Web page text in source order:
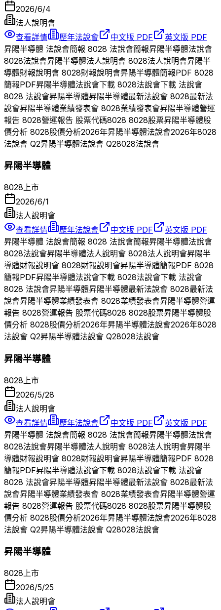
2026/6/4
法人說明會
查看詳情
歷年法說會 中文版 PDF
英文版 PDF
昇陽半導體 法說會簡報 8028 法說會簡報昇陽半導體法說會
8028法說會昇陽半導體法人說明會 8028法人說明會昇陽半
導體財報說明會 8028財報說明會昇陽半導體簡報PDF 8028
簡報PDF昇陽半導體法說會下載 8028法說會下載 法說會
8028 法說會昇陽半導體昇陽半導體最新法說會 8028最新法
說會昇陽半導體業績發表會 8028業績發表會昇陽半導體營運
報告 8028營運報告 股票代碼8028 8028股票昇陽半導體股
價分析 8028股價分析2026年昇陽半導體法說會2026年8028
法說會 Q2昇陽半導體法說會 Q28028法說會
昇陽半導體
8028上市
2026/6/1
法人說明會
查看詳情
歷年法說會 中文版 PDF
英文版 PDF
昇陽半導體 法說會簡報 8028 法說會簡報昇陽半導體法說會
8028法說會昇陽半導體法人說明會 8028法人說明會昇陽半
導體財報說明會 8028財報說明會昇陽半導體簡報PDF 8028
簡報PDF昇陽半導體法說會下載 8028法說會下載 法說會
8028 法說會昇陽半導體昇陽半導體最新法說會 8028最新法
說會昇陽半導體業績發表會 8028業績發表會昇陽半導體營運
報告 8028營運報告 股票代碼8028 8028股票昇陽半導體股
價分析 8028股價分析2026年昇陽半導體法說會2026年8028
法說會 Q2昇陽半導體法說會 Q28028法說會
昇陽半導體
8028 上市
2026/5/28
法人說明會
查看詳情
歷年法說會 中文版 PDF
英文版 PDF
昇陽半導體 法說會簡報 8028 法說會簡報昇陽半導體法說會
8028法說會昇陽半導體法人說明會 8028法人說明會昇陽半
導體財報說明會 8028財報說明會昇陽半導體簡報PDF 8028
簡報PDF昇陽半導體法說會下載 8028法說會下載 法說會
8028 法說會昇陽半導體昇陽半導體最新法說會 8028最新法
說會昇陽半導體業績發表會 8028業績發表會昇陽半導體營運
報告 8028營運報告 股票代碼8028 8028股票昇陽半導體股
價分析 8028股價分析2026年昇陽半導體法說會2026年8028
法說會 Q2昇陽半導體法說會 Q28028法說會
昇陽半導體
8028上市
2026/5/25
法人說明會